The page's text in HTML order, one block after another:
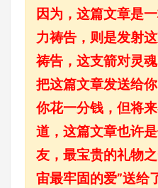
因为，这篇文章是
力祷告，则是发射
祷告，这支箭对灵
把这篇文章发送给
你花一分钱，但将
道，这篇文章也许
友，最宝贵的礼物
宙最牢固的爱”送给